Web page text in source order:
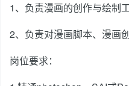
1、负责漫画的创作与绘制
2、负责对漫画脚本、漫画
岗位要求：